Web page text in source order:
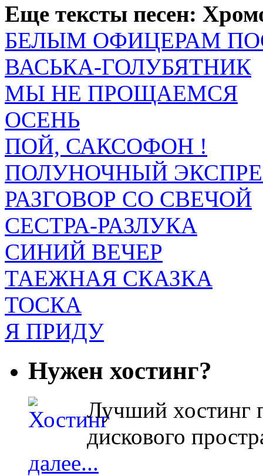
Еще тексты песен:
БЕЛЫМ ОФИЦЕРАМ
ВАСЬКА-ГОЛУБЯТНИК
МЫ НЕ ПРОЩАЕМСЯ
ОСЕНЬ
ПОЙ, САКСОФОН !
ПОЛУНОЧНЫЙ
РАЗГОВОР СО СВЕЧОЙ
СЕСТРА-РАЗЛУКА
СИНИЙ ВЕЧЕР
ТАЕЖНАЯ СКАЗКА
ТОСКА
Я ПРИДУ
Нужен хостинг?
Лучший хостинг
дискового
далее...